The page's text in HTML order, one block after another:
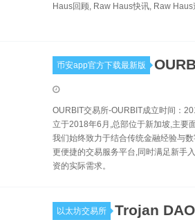
Haus回顾, Raw Haus快讯, Raw Haus
币安app官方下载最新版
OURBIT交易所-OURBIT成立时间：
立于2018年6月,总部位于新加坡,主要
我们始终致力于结合传统金融经验与
更便捷的交易服务平台,同时满足新手
资的实际需求。
以太坊交易所 Trojan DAO